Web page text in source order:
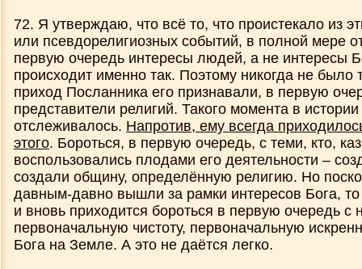
72. Я утверждаю, что всё то, что проистекало из
или псевдорелигиозных событий, в полной мере
первую очередь интересы людей, а не интересы
происходит именно так. Поэтому никогда не было
приход Посланника его признавали, в первую
представители религий. Такого момента в
отслеживалось. Напротив, ему всегда
этого. Бороться, в первую очередь, с теми, кто,
воспользовались плодами его деятельности –
создали общину, определённую религию. Но
давным-давно вышли за рамки интересов Бога,
и вновь приходится бороться в первую очередь с
первоначальную чистоту, первоначальную
Бога на Земле. А это не даётся легко.